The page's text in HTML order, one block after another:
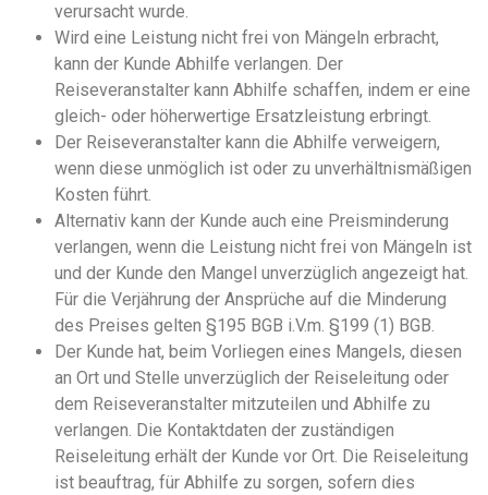
verursacht wurde.
Wird eine Leistung nicht frei von Mängeln erbracht,
kann der Kunde Abhilfe verlangen. Der
Reiseveranstalter kann Abhilfe schaffen, indem er eine
gleich- oder höherwertige Ersatzleistung erbringt.
Der Reiseveranstalter kann die Abhilfe verweigern,
wenn diese unmöglich ist oder zu unverhältnismäßigen
Kosten führt.
Alternativ kann der Kunde auch eine Preisminderung
verlangen, wenn die Leistung nicht frei von Mängeln ist
und der Kunde den Mangel unverzüglich angezeigt hat.
Für die Verjährung der Ansprüche auf die Minderung
des Preises gelten §195 BGB i.V.m. §199 (1) BGB.
Der Kunde hat, beim Vorliegen eines Mangels, diesen
an Ort und Stelle unverzüglich der Reiseleitung oder
dem Reiseveranstalter mitzuteilen und Abhilfe zu
verlangen. Die Kontaktdaten der zuständigen
Reiseleitung erhält der Kunde vor Ort. Die Reiseleitung
ist beauftrag, für Abhilfe zu sorgen, sofern dies